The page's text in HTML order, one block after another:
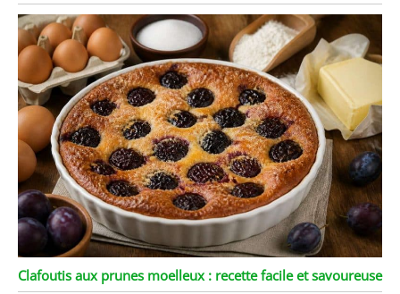
Clafoutis aux prunes moelleux : recette facile et savoureuse